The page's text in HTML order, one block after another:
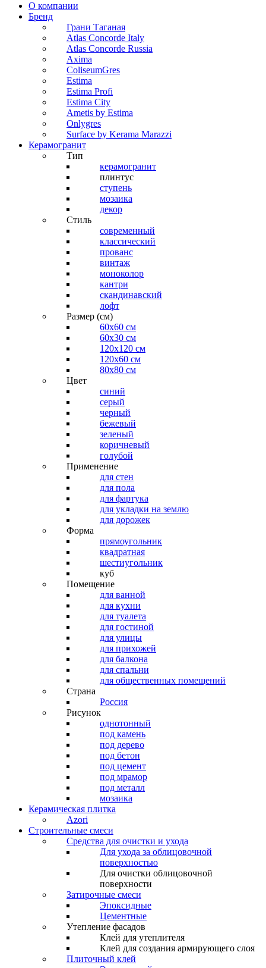
О компании
Бренд
Грани Таганая
Atlas Concorde Italy
Atlas Concorde Russia
Axima
ColiseumGres
Estima
Estima Profi
Estima City
Ametis by Estima
Onlygres
Surface by Kerama Marazzi
Керамогранит
Тип
керамогранит
плинтус
ступень
мозаика
декор
Стиль
современный
классический
прованс
винтаж
моноколор
кантри
скандинавский
лофт
Размер (см)
60х60 см
60x30 см
120x120 см
120x60 см
80x80 см
Цвет
синий
серый
черный
бежевый
зеленый
коричневый
голубой
Применение
для стен
для пола
для фартука
для укладки на землю
для дорожек
Форма
прямоугольник
квадратная
шестиугольник
куб
Помещение
для ванной
для кухни
для туалета
для гостиной
для улицы
для прихожей
для балкона
для спальни
для общественных помещений
Страна
Россия
Рисунок
однотонный
под камень
под дерево
под бетон
под цемент
под мрамор
под металл
мозаика
Керамическая плитка
Azori
Строительные смеси
Средства для очистки и ухода
Для ухода за облицовочной
поверхностью
Для очистки облицовочной
поверхности
Затирочные смеси
Эпоксидные
Цементные
Утепление фасадов
Клей для утеплителя
Клей для создания армирующего слоя
Плиточный клей